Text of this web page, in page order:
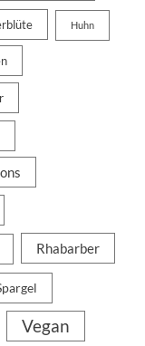
Huhn
Rhabarber
Vegan